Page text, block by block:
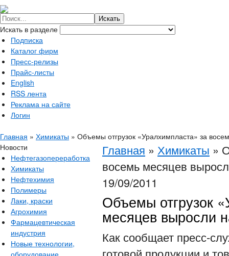
Искать в разделе
Подписка
Каталог фирм
Пресс-релизы
Прайс-листы
English
RSS лента
Реклама на сайте
Логин
Главная » Химикаты » Объемы отгрузок «Уралхимпласта» за
Новости
Нефтегазопереработка
Химикаты
Нефтехимия
Полимеры
Лаки, краски
Агрохимия
Фармацевтическая
индустрия
Новые технологии,
оборудование
Главная » Химикаты »
восемь месяцев
19/09/2011
Объемы отгрузок
месяцев выросли
Как сообщает пресс-